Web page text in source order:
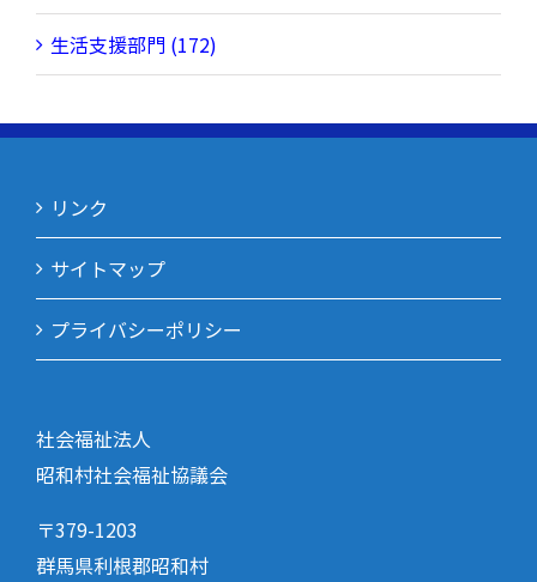
生活支援部門 (172)
リンク
サイトマップ
プライバシーポリシー
社会福祉法人
昭和村社会福祉協議会
〒379-1203
群馬県利根郡昭和村